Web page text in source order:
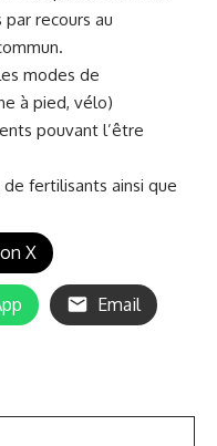
recours au
modes de
à pied, vélo)
pouvant l’être
fertilisants ainsi que
X
Email